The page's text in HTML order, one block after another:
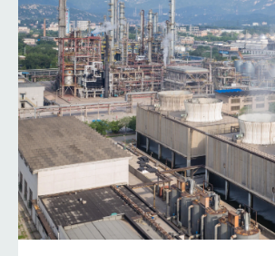
Sostenibilità
Trattamento acque reflue
Unità mobili di trattamento acque